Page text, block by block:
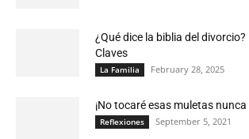
¿Qué dice la biblia del
Claves
La Familia February 28, 2025
¡No tocaré esas muletas nunca
Reflexiones September 5, 2021